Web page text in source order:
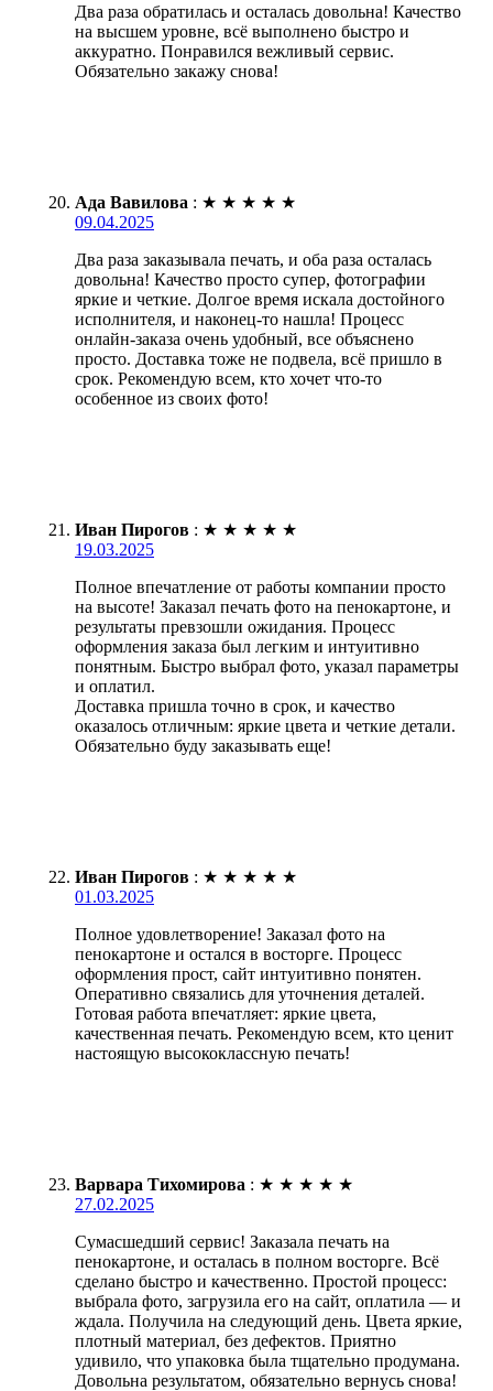
Два раза обратилась и осталась довольна! Качество
на высшем уровне, всё выполнено быстро и
аккуратно. Понравился вежливый сервис.
Обязательно закажу снова!
Ада Вавилова : ★ ★ ★ ★ ★
09.04.2025
Два раза заказывала печать, и оба раза осталась
довольна! Качество просто супер, фотографии
яркие и четкие. Долгое время искала достойного
исполнителя, и наконец-то нашла! Процесс
онлайн-заказа очень удобный, все объяснено
просто. Доставка тоже не подвела, всё пришло в
срок. Рекомендую всем, кто хочет что-то
особенное из своих фото!
Иван Пирогов : ★ ★ ★ ★ ★
19.03.2025
Полное впечатление от работы компании просто
на высоте! Заказал печать фото на пенокартоне, и
результаты превзошли ожидания. Процесс
оформления заказа был легким и интуитивно
понятным. Быстро выбрал фото, указал параметры
и оплатил.
Доставка пришла точно в срок, и качество
оказалось отличным: яркие цвета и четкие детали.
Обязательно буду заказывать еще!
Иван Пирогов : ★ ★ ★ ★ ★
01.03.2025
Полное удовлетворение! Заказал фото на
пенокартоне и остался в восторге. Процесс
оформления прост, сайт интуитивно понятен.
Оперативно связались для уточнения деталей.
Готовая работа впечатляет: яркие цвета,
качественная печать. Рекомендую всем, кто ценит
настоящую высококлассную печать!
Варвара Тихомирова : ★ ★ ★ ★ ★
27.02.2025
Сумасшедший сервис! Заказала печать на
пенокартоне, и осталась в полном восторге. Всё
сделано быстро и качественно. Простой процесс:
выбрала фото, загрузила его на сайт, оплатила — и
ждала. Получила на следующий день. Цвета яркие,
плотный материал, без дефектов. Приятно
удивило, что упаковка была тщательно продумана.
Довольна результатом, обязательно вернусь снова!